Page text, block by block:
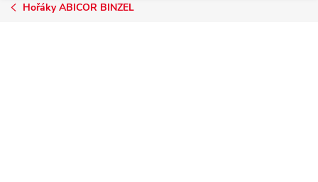
Hořáky ABICOR BINZEL